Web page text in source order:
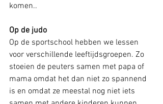
komen..
Op de judo
Op de sportschool hebben we lessen
voor verschillende leeftijdsgroepen. Zo
stoeien de peuters samen met papa of
mama omdat het dan niet zo spannend
is en omdat ze meestal nog niet iets